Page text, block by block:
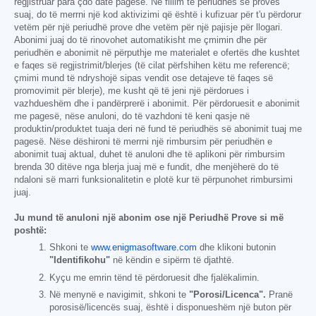
regjistruar para çdo date pagese. Në fillim të periudhës së provës
suaj, do të merrni një kod aktivizimi që është i kufizuar për t'u përdorur
vetëm për një periudhë prove dhe vetëm për një pajisje për llogari.
Abonimi juaj do të rinovohet automatikisht me çmimin dhe për
periudhën e abonimit në përputhje me materialet e ofertës dhe kushtet
e faqes së regjistrimit/blerjes (të cilat përfshihen këtu me referencë;
çmimi mund të ndryshojë sipas vendit ose detajeve të faqes së
promovimit për blerje), me kusht që të jeni një përdorues i
vazhdueshëm dhe i pandërprerë i abonimit. Për përdoruesit e abonimit
me pagesë, nëse anuloni, do të vazhdoni të keni qasje në
produktin/produktet tuaja deri në fund të periudhës së abonimit tuaj me
pagesë. Nëse dëshironi të merrni një rimbursim për periudhën e
abonimit tuaj aktual, duhet të anuloni dhe të aplikoni për rimbursim
brenda 30 ditëve nga blerja juaj më e fundit, dhe menjëherë do të
ndaloni së marri funksionalitetin e plotë kur të përpunohet rimbursimi
juaj.
Ju mund të anuloni një abonim ose një Periudhë Prove si më
poshtë:
Shkoni te www.enigmasoftware.com dhe klikoni butonin
"Identifikohu" në këndin e sipërm të djathtë.
Kyçu me emrin tënd të përdoruesit dhe fjalëkalimin.
Në menynë e navigimit, shkoni te "Porosi/Licenca". Pranë
porosisë/licencës suaj, është i disponueshëm një buton për